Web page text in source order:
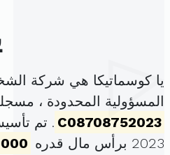
يا كوسماتيكا هي شركة
المسؤولية المحدودة ،
C08708752023
2023 برأس مال قدره